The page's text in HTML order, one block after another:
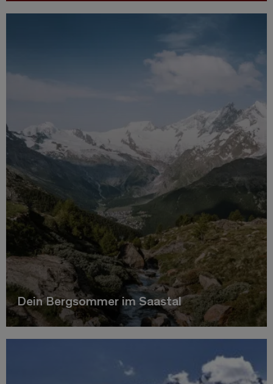
Dein Bergsommer im Saastal